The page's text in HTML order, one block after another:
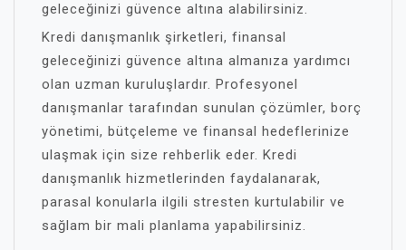
geleceğinizi güvence altına alabilirsiniz.
Kredi danışmanlık şirketleri, finansal
geleceğinizi güvence altına almanıza yardımcı
olan uzman kuruluşlardır. Profesyonel
danışmanlar tarafından sunulan çözümler, borç
yönetimi, bütçeleme ve finansal hedeflerinize
ulaşmak için size rehberlik eder. Kredi
danışmanlık hizmetlerinden faydalanarak,
parasal konularla ilgili stresten kurtulabilir ve
sağlam bir mali planlama yapabilirsiniz.